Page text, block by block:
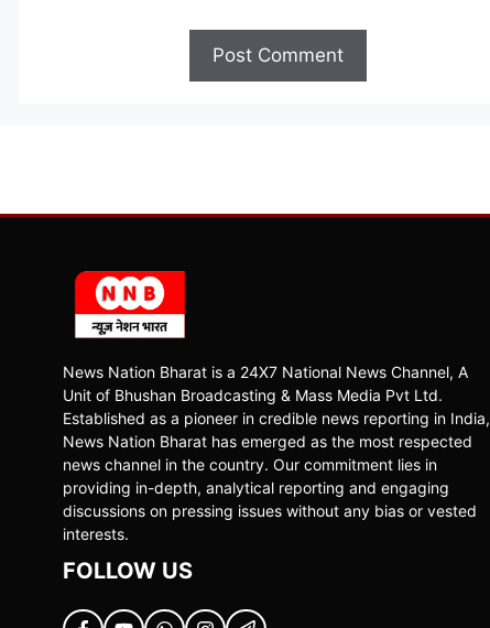
News Nation Bharat is a 24X7 National News Channel, A
Unit of Bhushan Broadcasting & Mass Media Pvt Ltd.
Established as a pioneer in credible news reporting in India,
News Nation Bharat has emerged as the most respected
news channel in the country. Our commitment lies in
providing in-depth, analytical reporting and engaging
discussions on pressing issues without any bias or vested
interests.
FOLLOW US